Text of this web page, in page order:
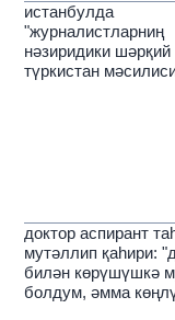
истанбулда
"журналистларниң
нәзиридики шәрқий
түркистан
доктор аспирант
мутәллип қаһири:
билән көрүшүшкә
болдум, әмма